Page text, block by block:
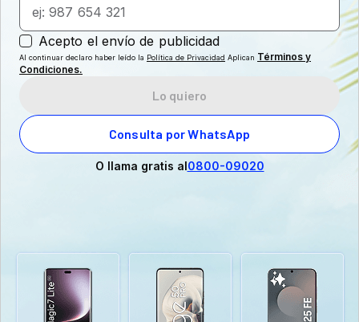
Al continuar declaro haber leído la Política de Privacidad Aplican Términos y
Condiciones.
O llama gratis al0800-09020